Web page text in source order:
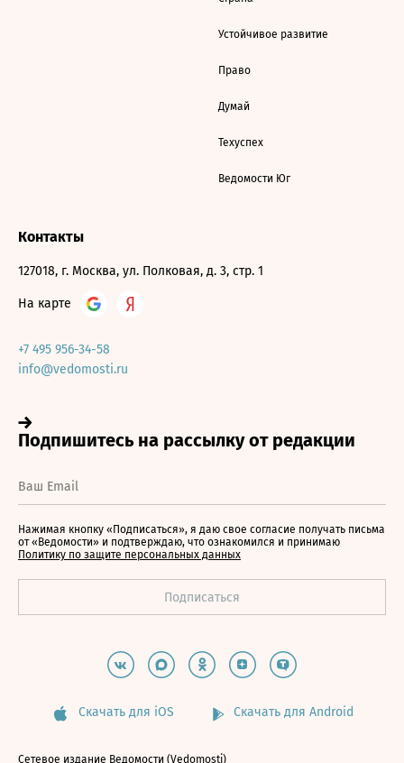
Устойчивое развитие
Право
Думай
Техуспех
Ведомости Юг
Контакты
127018, г. Москва, ул. Полковая, д. 3, стр. 1
На карте
+7 495 956-34-58
info@vedomosti.ru
Нажимая кнопку «Подписаться», я даю свое согласие получать письма
от «Ведомости» и подтверждаю, что ознакомился и принимаю
Политику по защите персональных данных
Скачать для iOS Скачать для Android
Сетевое издание Ведомости (Vedomosti)